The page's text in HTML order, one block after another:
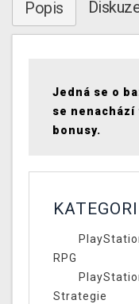
Popis
Jedná se o
se
bonusy.
RPG
Strategie